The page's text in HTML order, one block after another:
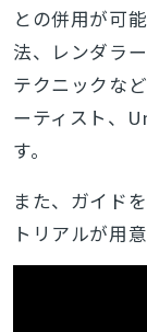
との併用が可
法、レンダラ
テクニックな
ーティスト、
す。
また、ガイド
トリアルが用